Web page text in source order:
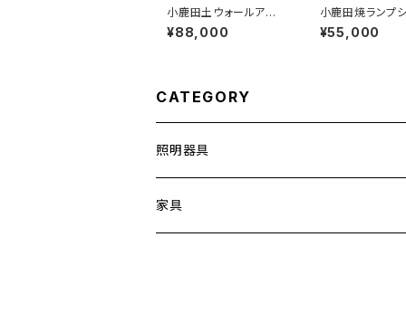
小鹿田土ウォールアー
ト 小鹿田石の洗い出
し１ 直径45cm
¥88,000
小鹿田焼ランプ
ド サビ 焼き
¥55,000
CATEGORY
照明器具
家具